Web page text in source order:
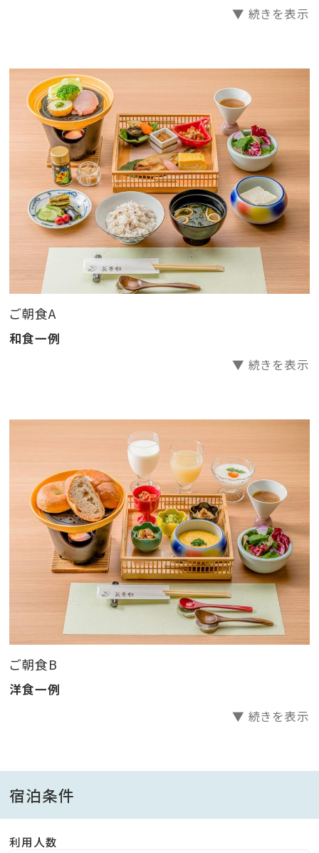
1、長野県の伝統野菜にこだわった、季節毎の手作り料
2、一晩中入浴可能！源泉かけ流し温泉
3、心温まる、女将とスタッフの丁寧な接客
＼2025年4月 館内一部リニューアル／
新たな装いになりました荻原館で、ごゆっくりご旅行を
お楽しみください。
■温泉
宿自慢の温泉は『源泉かけ流しの単純硫黄泉』。
9本の源泉を束ねた豊富な湯量と、何回でも入浴したい
と思える泉質の良さとお湯の色の変化をお楽しみくださ
能＞
■アクセス
しなの鉄道戸倉駅 ：徒歩約20分・タクシー約10
分 ※送迎あり(2名以上)／予約制
上信越道坂城インター：約15分
長野道更埴インター ：約20分
※駐車場無料
▼ 続きを表示
ご朝食A
和食一例
▼ 続きを表示
ご朝食B
洋食一例
▼ 続きを表示
宿泊条件
利用人数